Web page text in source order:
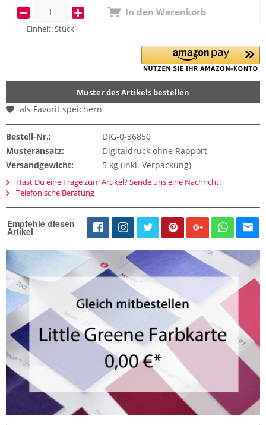
Einheit:Stück
In den Warenkorb
Muster des Artikels bestellen
als Favorit speichern
Bestell-Nr.:
DIG-0-36850
Musteransatz:
Digitaldruck ohne Rapport
Versandgewicht:
5 kg (inkl. Verpackung)
Hast Du eine Frage zum Artikel? Sende uns eine Nachricht!
Telefonische Beratung
Empfehle diesen
Artikel